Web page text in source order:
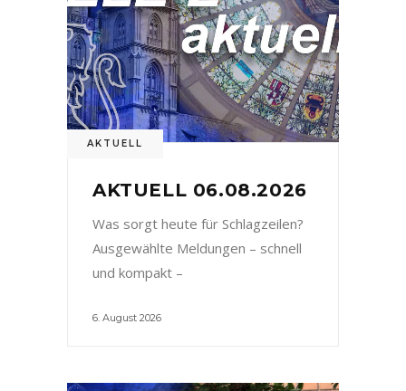
AKTUELL
AKTUELL 06.08.2026
Was sorgt heute für Schlagzeilen?
Ausgewählte Meldungen – schnell
und kompakt –
6. August 2026